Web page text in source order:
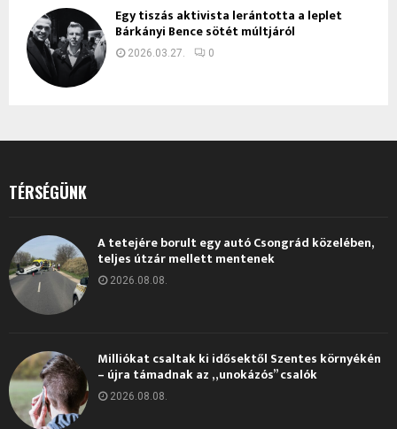
Egy tiszás aktivista lerántotta a leplet
Bárkányi Bence sötét múltjáról
2026.03.27. 0
TÉRSÉGÜNK
A tetejére borult egy autó Csongrád közelében,
teljes útzár mellett mentenek
2026.08.08.
Milliókat csaltak ki idősektől Szentes környékén
– újra támadnak az „unokázós” csalók
2026.08.08.